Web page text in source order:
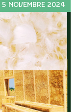
5 NOVEMBRE 2024